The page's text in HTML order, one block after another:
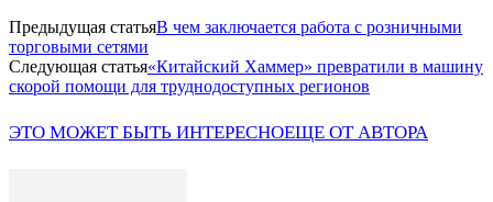
Предыдущая статьяВ чем заключается работа с розничными
торговыми сетями
Следующая статья«Китайский Хаммер» превратили в машину
скорой помощи для труднодоступных регионов
ЭТО МОЖЕТ БЫТЬ ИНТЕРЕСНОЕЩЕ ОТ АВТОРА